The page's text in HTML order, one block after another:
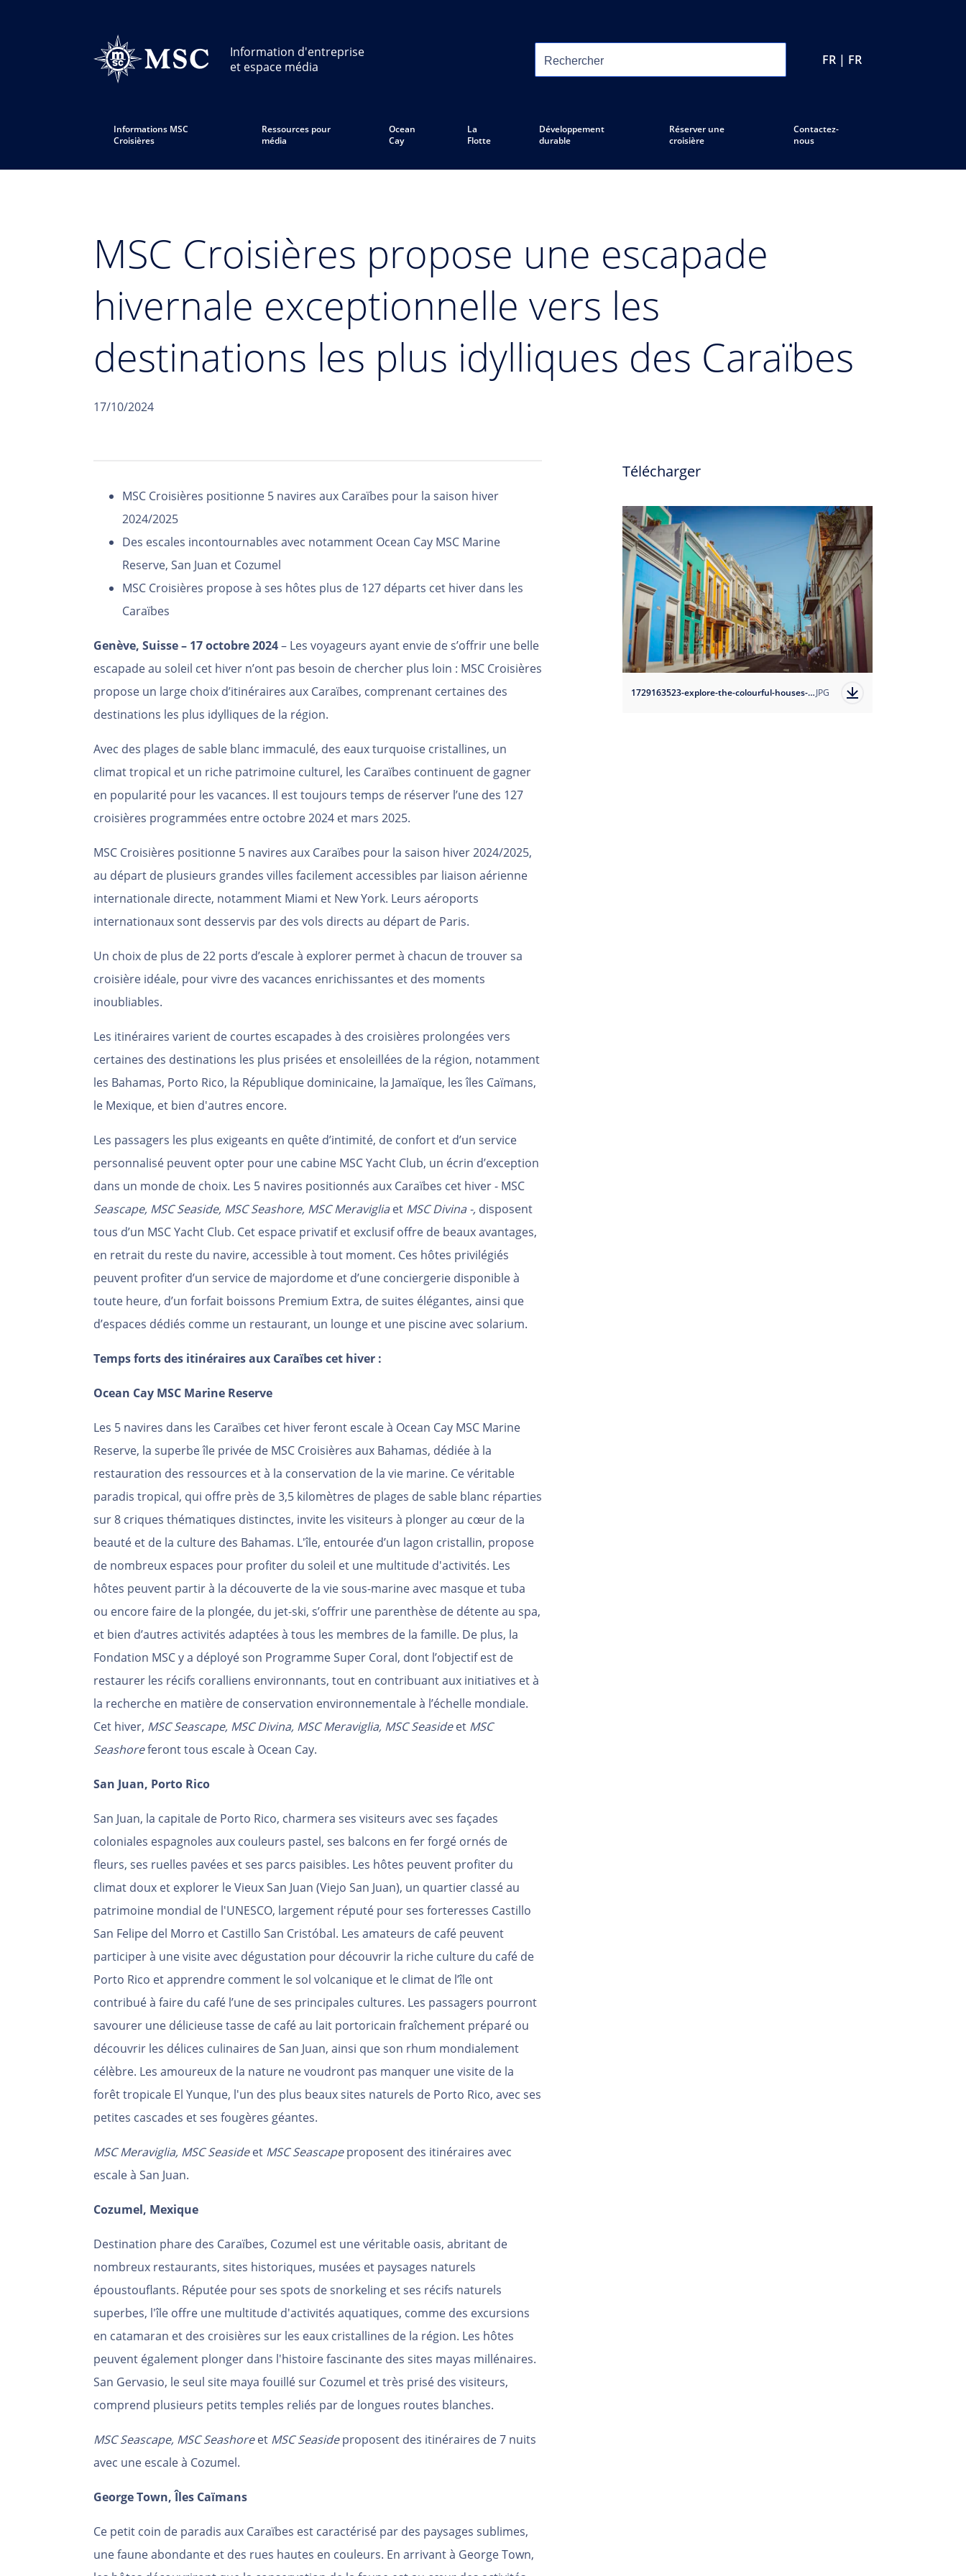
Information d'entreprise
et espace média
FR | FR
Informations MSC
Croisières
Ressources pour
média
Ocean
Cay
La
Flotte
Développement
durable
Réserver une
croisière
Contactez-
nous
MSC Croisières propose une escapade
hivernale exceptionnelle vers les
destinations les plus idylliques des Caraïbes
17/10/2024
MSC Croisières positionne 5 navires aux Caraïbes pour la saison hiver
2024/2025
Des escales incontournables avec notamment Ocean Cay MSC Marine
Reserve, San Juan et Cozumel
MSC Croisières propose à ses hôtes plus de 127 départs cet hiver dans les
Caraïbes
Genève, Suisse – 17 octobre 2024– Les voyageurs ayant envie de s’offrir une belle
escapade au soleil cet hiver n’ont pas besoin de chercher plus loin : MSC Croisières
propose un large choix d’itinéraires aux Caraïbes, comprenant certaines des
destinations les plus idylliques de la région.
Avec des plages de sable blanc immaculé, des eaux turquoise cristallines, un
climat tropical et un riche patrimoine culturel, les Caraïbes continuent de gagner
en popularité pour les vacances. Il est toujours temps de réserver l’une des 127
croisières programmées entre octobre 2024 et mars 2025.
MSC Croisières positionne 5 navires aux Caraïbes pour la saison hiver 2024/2025,
au départ de plusieurs grandes villes facilement accessibles par liaison aérienne
internationale directe, notamment Miami et New York. Leurs aéroports
internationaux sont desservis par des vols directs au départ de Paris.
Un choix de plus de 22 ports d’escale à explorer permet à chacun de trouver sa
croisière idéale, pour vivre des vacances enrichissantes et des moments
inoubliables.
Les itinéraires varient de courtes escapades à des croisières prolongées vers
certaines des destinations les plus prisées et ensoleillées de la région, notamment
les Bahamas, Porto Rico, la République dominicaine, la Jamaïque, les îles Caïmans,
le Mexique, et bien d'autres encore.
Les passagers les plus exigeants en quête d’intimité, de confort et d’un service
personnalisé peuvent opter pour une cabine MSC Yacht Club, un écrin d’exception
dans un monde de choix. Les 5 navires positionnés aux Caraïbes cet hiver - MSC
Seascape, MSC Seaside, MSC Seashore, MSC Meravigliaet MSC Divina -, disposent
tous d’un MSC Yacht Club. Cet espace privatif et exclusif offre de beaux avantages,
en retrait du reste du navire, accessible à tout moment. Ces hôtes privilégiés
peuvent profiter d’un service de majordome et d’une conciergerie disponible à
toute heure, d’un forfait boissons Premium Extra, de suites élégantes, ainsi que
d’espaces dédiés comme un restaurant, un lounge et une piscine avec solarium.
Temps forts des itinéraires aux Caraïbes cet hiver :
Ocean Cay MSC Marine Reserve
Les 5 navires dans les Caraïbes cet hiver feront escale à Ocean Cay MSC Marine
Reserve, la superbe île privée de MSC Croisières aux Bahamas, dédiée à la
restauration des ressources et à la conservation de la vie marine. Ce véritable
paradis tropical, qui offre près de 3,5 kilomètres de plages de sable blanc réparties
sur 8 criques thématiques distinctes, invite les visiteurs à plonger au cœur de la
beauté et de la culture des Bahamas. L'île, entourée d’un lagon cristallin, propose
de nombreux espaces pour profiter du soleil et une multitude d'activités. Les
hôtes peuvent partir à la découverte de la vie sous-marine avec masque et tuba
ou encore faire de la plongée, du jet-ski, s’offrir une parenthèse de détente au spa,
et bien d’autres activités adaptées à tous les membres de la famille. De plus, la
Fondation MSC y a déployé son Programme Super Coral, dont l’objectif est de
restaurer les récifs coralliens environnants, tout en contribuant aux initiatives et à
la recherche en matière de conservation environnementale à l’échelle mondiale.
Cet hiver, MSC Seascape, MSC Divina, MSC Meraviglia, MSC Seasideet MSC
Seashoreferont tous escale à Ocean Cay.
San Juan, Porto Rico
San Juan, la capitale de Porto Rico, charmera ses visiteurs avec ses façades
coloniales espagnoles aux couleurs pastel, ses balcons en fer forgé ornés de
fleurs, ses ruelles pavées et ses parcs paisibles. Les hôtes peuvent profiter du
climat doux et explorer le Vieux San Juan (Viejo San Juan), un quartier classé au
patrimoine mondial de l'UNESCO, largement réputé pour ses forteresses Castillo
San Felipe del Morro et Castillo San Cristóbal. Les amateurs de café peuvent
participer à une visite avec dégustation pour découvrir la riche culture du café de
Porto Rico et apprendre comment le sol volcanique et le climat de l’île ont
contribué à faire du café l’une de ses principales cultures. Les passagers pourront
savourer une délicieuse tasse de café au lait portoricain fraîchement préparé ou
découvrir les délices culinaires de San Juan, ainsi que son rhum mondialement
célèbre. Les amoureux de la nature ne voudront pas manquer une visite de la
forêt tropicale El Yunque, l'un des plus beaux sites naturels de Porto Rico, avec ses
petites cascades et ses fougères géantes.
MSC Meraviglia, MSC Seasideet MSC Seascapeproposent des itinéraires avec
escale à San Juan.
Cozumel, Mexique
Destination phare des Caraïbes, Cozumel est une véritable oasis, abritant de
nombreux restaurants, sites historiques, musées et paysages naturels
époustouflants. Réputée pour ses spots de snorkeling et ses récifs naturels
superbes, l'île offre une multitude d'activités aquatiques, comme des excursions
en catamaran et des croisières sur les eaux cristallines de la région. Les hôtes
peuvent également plonger dans l'histoire fascinante des sites mayas millénaires.
San Gervasio, le seul site maya fouillé sur Cozumel et très prisé des visiteurs,
comprend plusieurs petits temples reliés par de longues routes blanches.
MSC Seascape, MSC Seashoreet MSC Seasideproposent des itinéraires de 7 nuits
avec une escale à Cozumel.
George Town, Îles Caïmans
Ce petit coin de paradis aux Caraïbes est caractérisé par des paysages sublimes,
une faune abondante et des rues hautes en couleurs. En arrivant à George Town,
Télécharger
1729163523-explore-the-colourful-houses-of-san-juan?auto=formatJPG